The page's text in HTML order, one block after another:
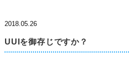
2018.05.26
UUIを御存じですか？